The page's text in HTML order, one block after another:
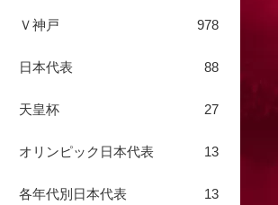
Ｖ神戸 978
日本代表 88
天皇杯 27
オリンピック日本代表 13
各年代別日本代表 13